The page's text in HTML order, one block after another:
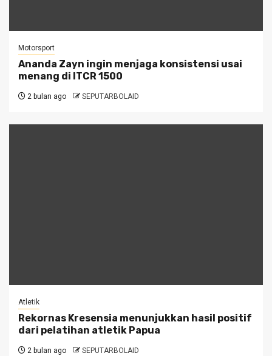
Motorsport
Ananda Zayn ingin menjaga konsistensi usai
menang di ITCR 1500
2 bulan ago SEPUTARBOLAID
Atletik
Rekornas Kresensia menunjukkan hasil positif
dari pelatihan atletik Papua
2 bulan ago SEPUTARBOLAID